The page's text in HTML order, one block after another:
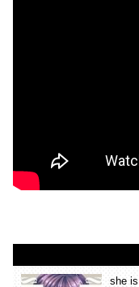
she